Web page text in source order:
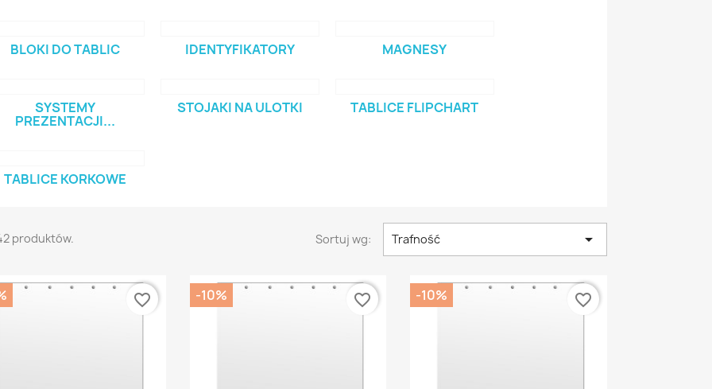
BLOKI DO TABLIC IDENTYFIKATORY MAGNESY
SYSTEMY
PREZENTACJI...
STOJAKI NA ULOTKI TABLICE FLIPCHART
TABLICE KORKOWE
produktów. Sortuj wg: Trafność 
favorite_border -10% favorite_border -10% favorite_border